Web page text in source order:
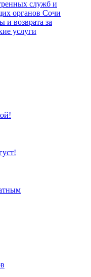
служб и
органов Сочи
и возврата за
услуги